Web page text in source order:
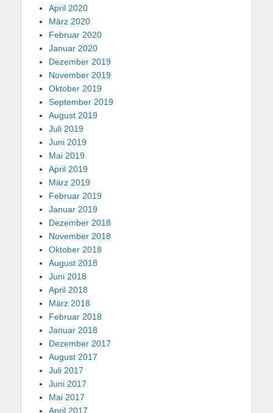
April 2020
März 2020
Februar 2020
Januar 2020
Dezember 2019
November 2019
Oktober 2019
September 2019
August 2019
Juli 2019
Juni 2019
Mai 2019
April 2019
März 2019
Februar 2019
Januar 2019
Dezember 2018
November 2018
Oktober 2018
August 2018
Juni 2018
April 2018
März 2018
Februar 2018
Januar 2018
Dezember 2017
August 2017
Juli 2017
Juni 2017
Mai 2017
April 2017